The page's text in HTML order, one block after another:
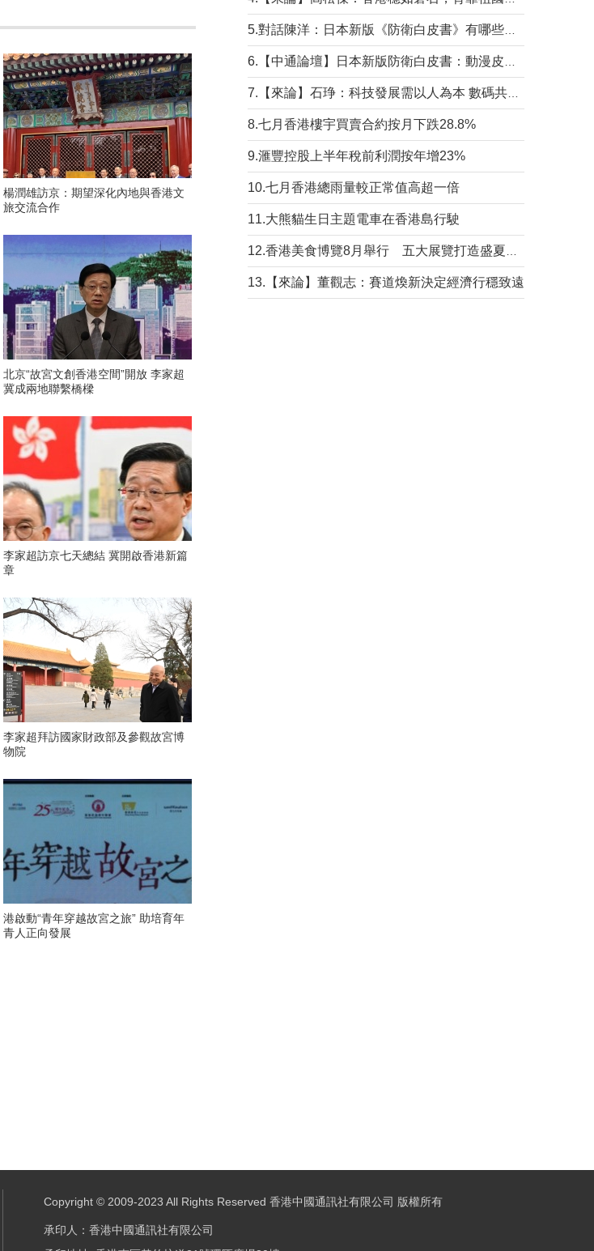
楊潤雄訪京：期望深化內地與香港文
旅交流合作
北京“故宮文創香港空間”開放 李家超
冀成兩地聯繫橋樑
李家超訪京七天總結 冀開啟香港新篇
章
李家超拜訪國家財政部及參觀故宮博
物院
港啟動“青年穿越故宮之旅” 助培育年
青人正向發展
8.七月香港樓宇買賣合約按月下跌28.8%
9.滙豐控股上半年稅前利潤按年增23%
10.七月香港總雨量較正常值高超一倍
11.大熊貓生日主題電車在香港島行駛
13.【來論】董觀志：賽道煥新決定經濟行穩致遠
Copyright © 2009-2023 All Rights Reserved 香港中國通訊社有限公司 版權所有
承印人：香港中國通訊社有限公司